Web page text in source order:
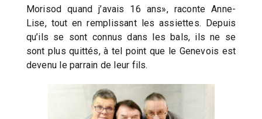
Morisod quand j’avais 16 ans», raconte Anne-
Lise, tout en remplissant les assiettes. Depuis
qu’ils se sont connus dans les bals, ils ne se
sont plus quittés, à tel point que le Genevois est
devenu le parrain de leur fils.